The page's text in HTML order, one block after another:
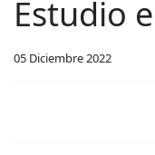
Estudio
05 Diciembre 2022